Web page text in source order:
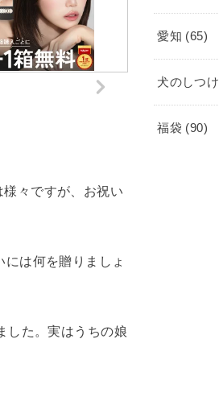
々ですが、お祝い
は何を贈りましょ
した。実はうちの娘
愛知 (65)
犬のしつけ
福袋 (90)